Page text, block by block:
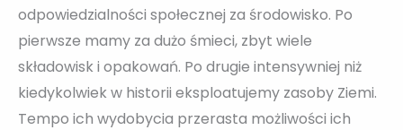
odpowiedzialności społecznej za środowisko. Po
pierwsze mamy za dużo śmieci, zbyt wiele
składowisk i opakowań. Po drugie intensywniej niż
kiedykolwiek w historii eksploatujemy zasoby Ziemi.
Tempo ich wydobycia przerasta możliwości ich